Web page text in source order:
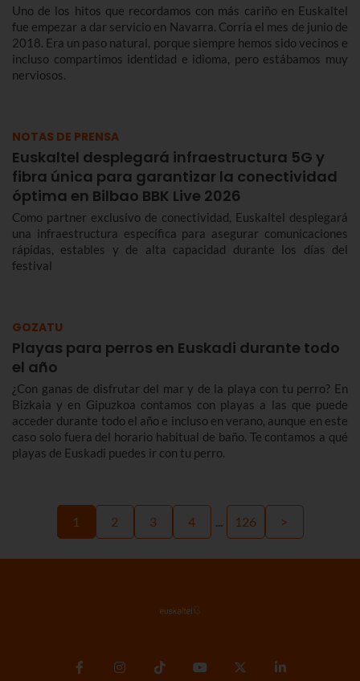
Uno de los hitos que recordamos con más cariño en Euskaltel
fue empezar a dar servicio en Navarra. Corría el mes de junio de
2018. Era un paso natural, porque siempre hemos sido vecinos e
incluso compartimos identidad e idioma, pero estábamos muy
nerviosos.
NOTAS DE PRENSA
Euskaltel desplegará infraestructura 5G y
fibra única para garantizar la conectividad
óptima en Bilbao BBK Live 2026
Como partner exclusivo de conectividad, Euskaltel desplegará
una infraestructura específica para asegurar comunicaciones
rápidas, estables y de alta capacidad durante los días del
festival
GOZATU
Playas para perros en Euskadi durante todo
el año
¿Con ganas de disfrutar del mar y de la playa con tu perro? En
Bizkaia y en Gipuzkoa contamos con playas a las que puede
acceder durante todo el año e incluso en verano, aunque en este
caso solo fuera del horario habitual de baño. Te contamos a qué
playas de Euskadi puedes ir con tu perro.
1 2 3 4 ... 126 >